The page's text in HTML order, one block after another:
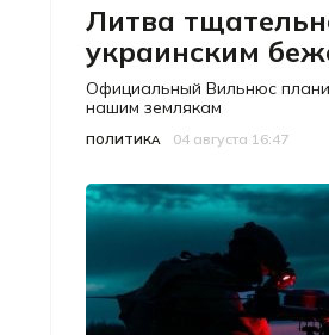
Литва
украинским
Официальный Вильнюс
нашим землякам
Категория
ПОЛИТИКА
Дата публикации
04 августа 16:47